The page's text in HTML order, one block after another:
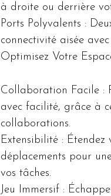
à droite ou derrière
Ports Polyvalents :
connectivité aisée
Optimisez Votre
Collaboration Facile :
avec facilité, grâce à
collaborations.
Extensibilité :
déplacements pour
vos tâches.
Jeu Immersif :